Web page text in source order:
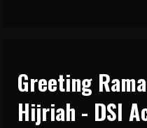
Greeting
Hijriah - DSI